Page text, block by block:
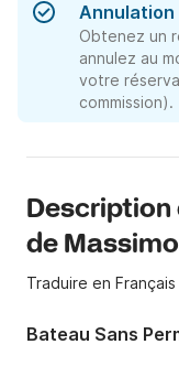
Annulation
Obtenez un
annulez au
votre
commission).
Description
de Massimo
Traduire en Français
Bateau Sans